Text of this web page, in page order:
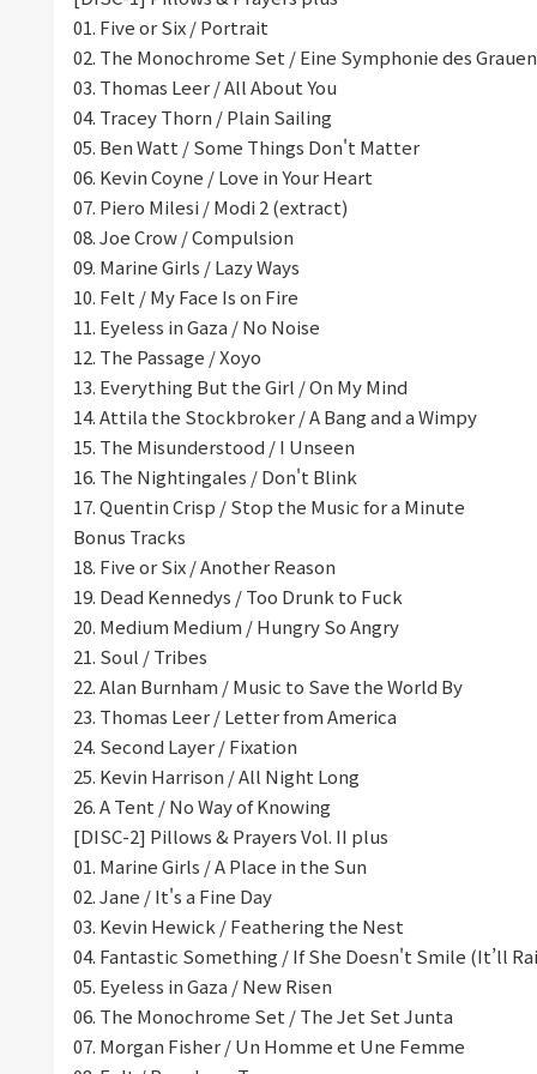
01. Five or Six / Portrait
02. The Monochrome Set / Eine Symphonie des
03. Thomas Leer / All About You
04. Tracey Thorn / Plain Sailing
05. Ben Watt / Some Things Don't Matter
06. Kevin Coyne / Love in Your Heart
07. Piero Milesi / Modi 2 (extract)
08. Joe Crow / Compulsion
09. Marine Girls / Lazy Ways
10. Felt / My Face Is on Fire
11. Eyeless in Gaza / No Noise
12. The Passage / Xoyo
13. Everything But the Girl / On My Mind
14. Attila the Stockbroker / A Bang and a Wimpy
15. The Misunderstood / I Unseen
16. The Nightingales / Don't Blink
17. Quentin Crisp / Stop the Music for a Minute
Bonus Tracks
18. Five or Six / Another Reason
19. Dead Kennedys / Too Drunk to Fuck
20. Medium Medium / Hungry So Angry
21. Soul / Tribes
22. Alan Burnham / Music to Save the World By
23. Thomas Leer / Letter from America
24. Second Layer / Fixation
25. Kevin Harrison / All Night Long
26. A Tent / No Way of Knowing
[DISC-2] Pillows & Prayers Vol. II plus
01. Marine Girls / A Place in the Sun
02. Jane / It's a Fine Day
03. Kevin Hewick / Feathering the Nest
04. Fantastic Something / If She Doesn't Smile (It’ll
05. Eyeless in Gaza / New Risen
06. The Monochrome Set / The Jet Set Junta
07. Morgan Fisher / Un Homme et Une Femme